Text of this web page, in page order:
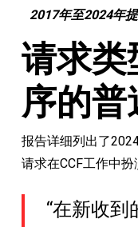
2017年至2024年
请求
序的
报告详细列出了
请求在CCF工作中扮
“在新收